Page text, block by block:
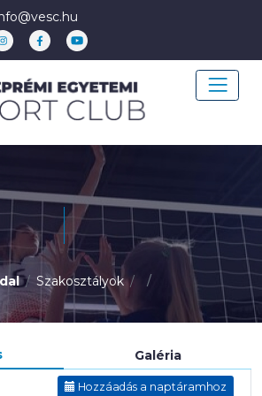
Szakosztályok
Galéria
Hozzáadás a naptáramhoz